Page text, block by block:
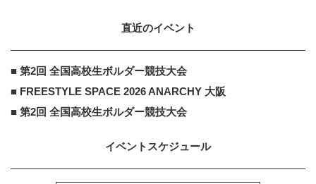
直近のイベント
■ 第2回 全国高校生ボルダー競技大会
■ FREESTYLE SPACE 2026 ANARCHY 大阪
■ 第2回 全国高校生ボルダー競技大会
イベントスケジュール